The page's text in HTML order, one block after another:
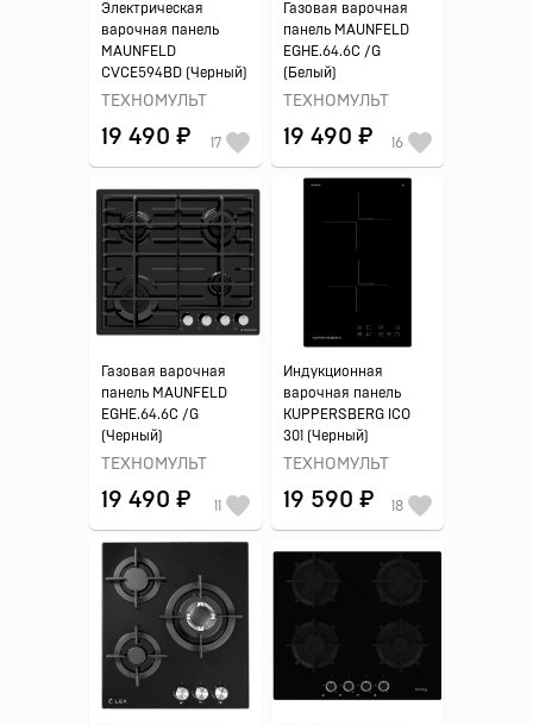
Электрическая
варочная панель
MAUNFELD
CVCE594BD (Черный)
ТЕХНОМУЛЬТ
19 490 ₽ 17
Газовая варочная
панель MAUNFELD
EGHE.64.6C /G
(Белый)
ТЕХНОМУЛЬТ
19 490 ₽ 16
Газовая варочная
панель MAUNFELD
EGHE.64.6C /G
(Черный)
ТЕХНОМУЛЬТ
19 490 ₽ 11
Индукционная
варочная панель
KUPPERSBERG ICO
301 (Черный)
ТЕХНОМУЛЬТ
19 590 ₽ 18